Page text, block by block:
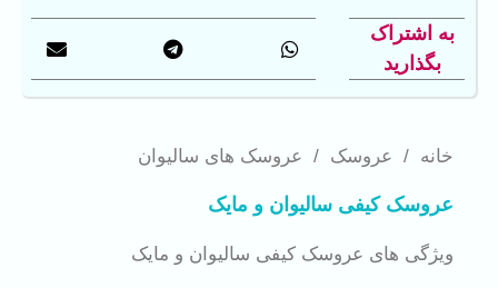
خانه / عروسک / عروسک های سالیوان
عروسک کیفی سالیوان و مایک
ویژگی های عروسک کیفی سالیوان و مایک
به اشتراک
بگذارید